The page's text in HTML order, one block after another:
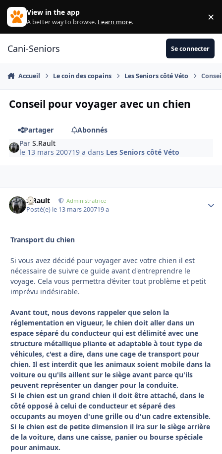
Aller au contenu
View in the app
A better way to browse. Learn more. ×
Cani-Seniors Se connecter
Accueil Le coin des copains Les Seniors côté Véto
Conseil pour voyager avec un chien
Partager
Abonnés
ParS.Rault
le 13 mars 200719 a dans Les Seniors côté Véto
S.Rault Administratrice
Posté(e) le 13 mars 200719 a
Transport du chien
Si vous avez décidé pour voyager avec votre chien il est
nécessaire de suivre ce guide avant d'entreprendre le
voyage. Cela vous permettra d’éviter tout problème et petit
imprévu indésirable.
Avant tout, nous devons rappeler que selon la
réglementation en vigueur, le chien doit aller dans un
espace séparé du conducteur qui est délimité avec une
structure métallique pliante et adaptable à tout type de
véhicules, c'est a dire, dans une cage de transport pour
chien. Il est interdit que les animaux soient mobile dans la
voiture ou qu'ils aillent sur le siège avant parce qu'ils
peuvent représenter un danger pour la conduite.
Si le chien est un grand chien il doit être attaché, dans le
côté opposé à celui de conducteur et séparé des
occupants au moyen d'une grille ou d'un cadre extensible.
Si le chien est de petite dimension il ira sur le siège arrière
de la voiture, dans une caisse, panier ou bourse spéciale
pour animaux.